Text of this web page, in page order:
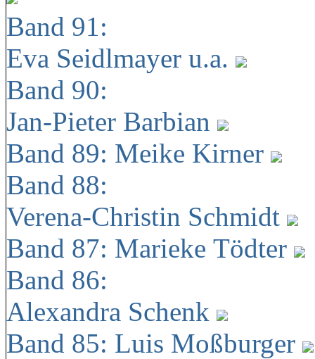
Band 91:
Eva Seidlmayer u.a.
Band 90:
Jan-Pieter Barbian
Band 89: Meike Kirner
Band 88:
Verena-Christin Schmidt
Band 87: Marieke Tödter
Band 86:
Alexandra Schenk
Band 85: Luis Moßburger